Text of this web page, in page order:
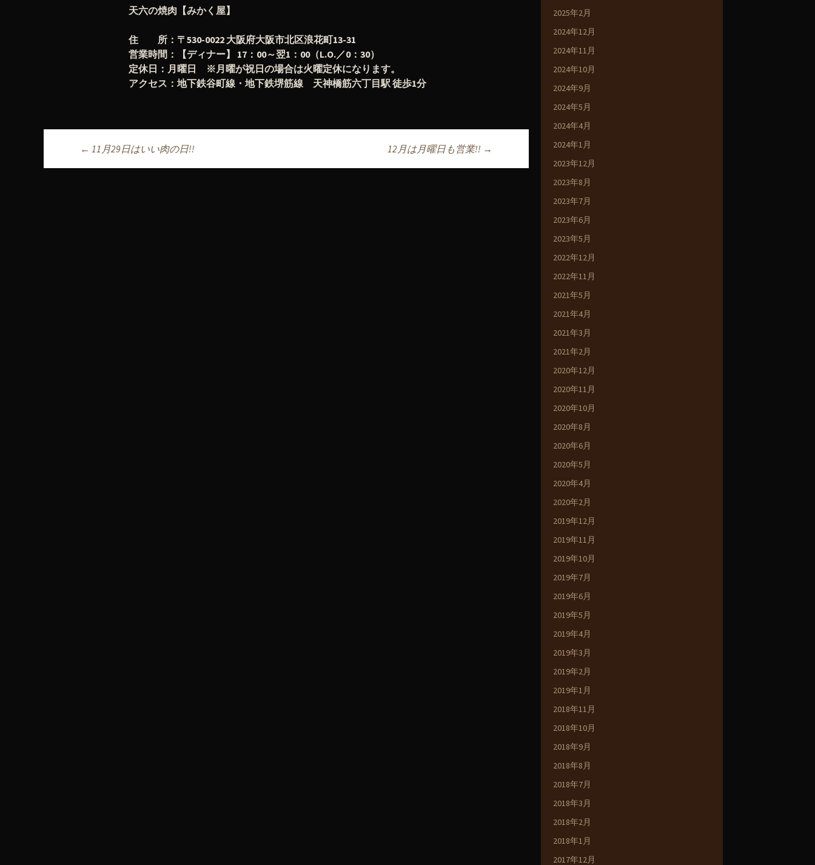
天六の焼肉【みかく屋】
住 所：〒530-0022 大阪府大阪市北区浪花町13-31
営業時間：【ディナー】 17：00～翌1：00（L.O.／0：30）
定休日：月曜日 ※月曜が祝日の場合は火曜定休になります。
アクセス：地下鉄谷町線・地下鉄堺筋線 天神橋筋六丁目駅 徒歩1分
投稿ナビゲーション
← 11月29日はいい肉の日!! 12月は月曜日も営業!! →
2025年2月
2024年12月
2024年11月
2024年10月
2024年9月
2024年5月
2024年4月
2024年1月
2023年12月
2023年8月
2023年7月
2023年6月
2023年5月
2022年12月
2022年11月
2021年5月
2021年4月
2021年3月
2021年2月
2020年12月
2020年11月
2020年10月
2020年8月
2020年6月
2020年5月
2020年4月
2020年2月
2019年12月
2019年11月
2019年10月
2019年7月
2019年6月
2019年5月
2019年4月
2019年3月
2019年2月
2019年1月
2018年11月
2018年10月
2018年9月
2018年8月
2018年7月
2018年3月
2018年2月
2018年1月
2017年12月